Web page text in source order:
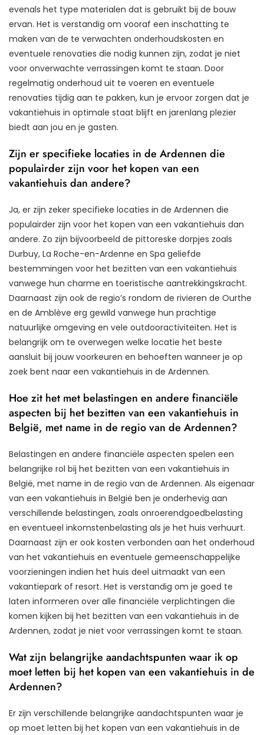
evenals het type materialen dat is gebruikt bij de bouw
ervan. Het is verstandig om vooraf een inschatting te
maken van de te verwachten onderhoudskosten en
eventuele renovaties die nodig kunnen zijn, zodat je niet
voor onverwachte verrassingen komt te staan. Door
regelmatig onderhoud uit te voeren en eventuele
renovaties tijdig aan te pakken, kun je ervoor zorgen dat je
vakantiehuis in optimale staat blijft en jarenlang plezier
biedt aan jou en je gasten.
Zijn er specifieke locaties in de Ardennen die
populairder zijn voor het kopen van een
vakantiehuis dan andere?
Ja, er zijn zeker specifieke locaties in de Ardennen die
populairder zijn voor het kopen van een vakantiehuis dan
andere. Zo zijn bijvoorbeeld de pittoreske dorpjes zoals
Durbuy, La Roche-en-Ardenne en Spa geliefde
bestemmingen voor het bezitten van een vakantiehuis
vanwege hun charme en toeristische aantrekkingskracht.
Daarnaast zijn ook de regio’s rondom de rivieren de Ourthe
en de Amblève erg gewild vanwege hun prachtige
natuurlijke omgeving en vele outdooractiviteiten. Het is
belangrijk om te overwegen welke locatie het beste
aansluit bij jouw voorkeuren en behoeften wanneer je op
zoek bent naar een vakantiehuis in de Ardennen.
Hoe zit het met belastingen en andere financiële
aspecten bij het bezitten van een vakantiehuis in
België, met name in de regio van de Ardennen?
Belastingen en andere financiële aspecten spelen een
belangrijke rol bij het bezitten van een vakantiehuis in
België, met name in de regio van de Ardennen. Als eigenaar
van een vakantiehuis in België ben je onderhevig aan
verschillende belastingen, zoals onroerendgoedbelasting
en eventueel inkomstenbelasting als je het huis verhuurt.
Daarnaast zijn er ook kosten verbonden aan het onderhoud
van het vakantiehuis en eventuele gemeenschappelijke
voorzieningen indien het huis deel uitmaakt van een
vakantiepark of resort. Het is verstandig om je goed te
laten informeren over alle financiële verplichtingen die
komen kijken bij het bezitten van een vakantiehuis in de
Ardennen, zodat je niet voor verrassingen komt te staan.
Wat zijn belangrijke aandachtspunten waar ik op
moet letten bij het kopen van een vakantiehuis in de
Ardennen?
Er zijn verschillende belangrijke aandachtspunten waar je
op moet letten bij het kopen van een vakantiehuis in de